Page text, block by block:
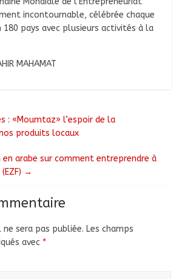
incontournable, célébrée chaque
180 pays avec plusieurs activités à la
MAHAMAT
: «Moumtaz» l’espoir de la
produits locaux
en arabe sur comment entreprendre à
→
sera pas publiée. Les champs
avec *